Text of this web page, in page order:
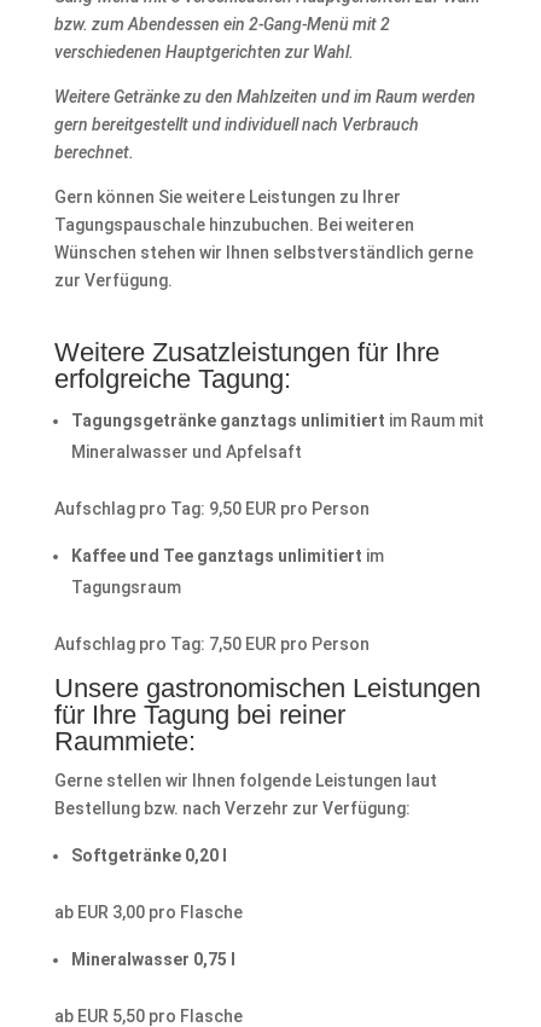
bzw. zum Abendessen ein 2-Gang-Menü mit 2
verschiedenen Hauptgerichten zur Wahl.
Weitere Getränke zu den Mahlzeiten und im Raum werden
gern bereitgestellt und individuell nach Verbrauch
berechnet.
Gern können Sie weitere Leistungen zu Ihrer
Tagungspauschale hinzubuchen. Bei weiteren
Wünschen stehen wir Ihnen selbstverständlich gerne
zur Verfügung.
Weitere Zusatzleistungen für Ihre
erfolgreiche Tagung:
Tagungsgetränke ganztags unlimitiert im Raum mit
Mineralwasser und Apfelsaft
Aufschlag pro Tag: 9,50 EUR pro Person
Kaffee und Tee ganztags unlimitiert im
Tagungsraum
Aufschlag pro Tag: 7,50 EUR pro Person
Unsere gastronomischen Leistungen
für Ihre Tagung bei reiner
Raummiete:
Gerne stellen wir Ihnen folgende Leistungen laut
Bestellung bzw. nach Verzehr zur Verfügung:
Softgetränke 0,20 l
ab EUR 3,00 pro Flasche
Mineralwasser 0,75 l
ab EUR 5,50 pro Flasche